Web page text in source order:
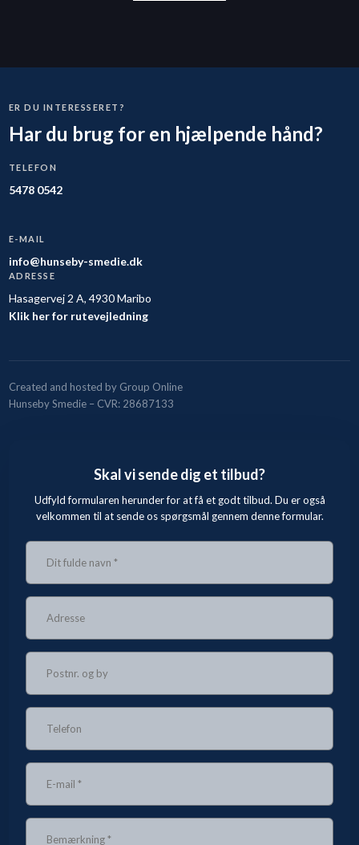
ER DU INTERESSERET?
Har du brug for en hjælpende hånd?
TELEFON
5478 0542
E-MAIL
info@hunseby-smedie.dk
ADRESSE
Hasagervej 2 A, 4930 Maribo
Klik her for rutevejledning
Created and hosted by Group Online
Hunseby Smedie – CVR: 28687133
Skal vi sende dig et tilbud?
Udfyld formularen herunder for at få et godt tilbud. Du er også
velkommen til at sende os spørgsmål gennem denne formular.